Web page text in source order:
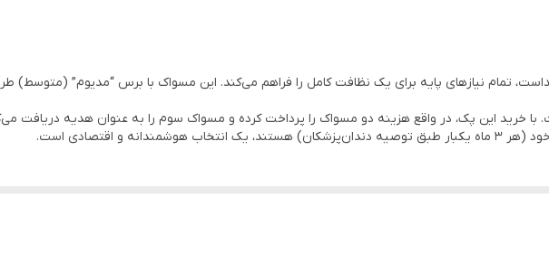
تمام نیازهای پایه برای یک نظافت کامل را فراهم می‌کند. این مسواک با برس “مدیوم” (متوسط)
با خرید این پک، در واقع هزینه دو مسواک را پرداخت کرده و مسواک سوم را به عنوان هدیه دریافت
و اقتصادی است.